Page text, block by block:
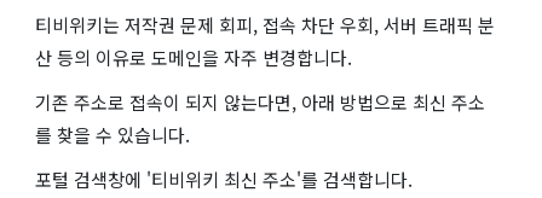
티비위키는 저작권 문제 회피, 접속 차단 우회, 서버 트래픽 분
산 등의 이유로 도메인을 자주 변경합니다.
기존 주소로 접속이 되지 않는다면, 아래 방법으로 최신 주소
를 찾을 수 있습니다.
포털 검색창에 '티비위키 최신 주소'를 검색합니다.